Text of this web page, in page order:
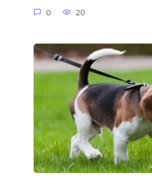
0 20